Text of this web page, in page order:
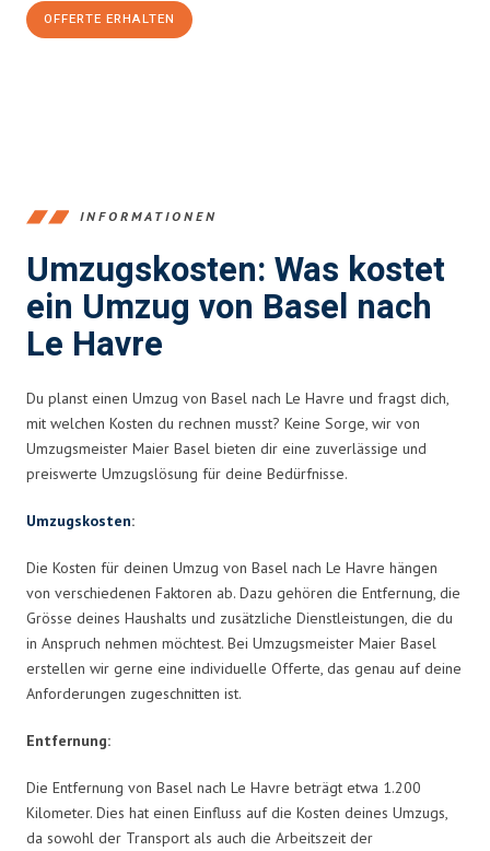
OFFERTE ERHALTEN
INFORMATIONEN
Umzugskosten: Was kostet
ein Umzug von Basel nach
Le Havre
Du planst einen Umzug von Basel nach Le Havre und fragst dich,
mit welchen Kosten du rechnen musst? Keine Sorge, wir von
Umzugsmeister Maier Basel bieten dir eine zuverlässige und
preiswerte Umzugslösung für deine Bedürfnisse.
Umzugskosten:
Die Kosten für deinen Umzug von Basel nach Le Havre hängen
von verschiedenen Faktoren ab. Dazu gehören die Entfernung, die
Grösse deines Haushalts und zusätzliche Dienstleistungen, die du
in Anspruch nehmen möchtest. Bei Umzugsmeister Maier Basel
erstellen wir gerne eine individuelle Offerte, das genau auf deine
Anforderungen zugeschnitten ist.
Entfernung:
Die Entfernung von Basel nach Le Havre beträgt etwa 1.200
Kilometer. Dies hat einen Einfluss auf die Kosten deines Umzugs,
da sowohl der Transport als auch die Arbeitszeit der